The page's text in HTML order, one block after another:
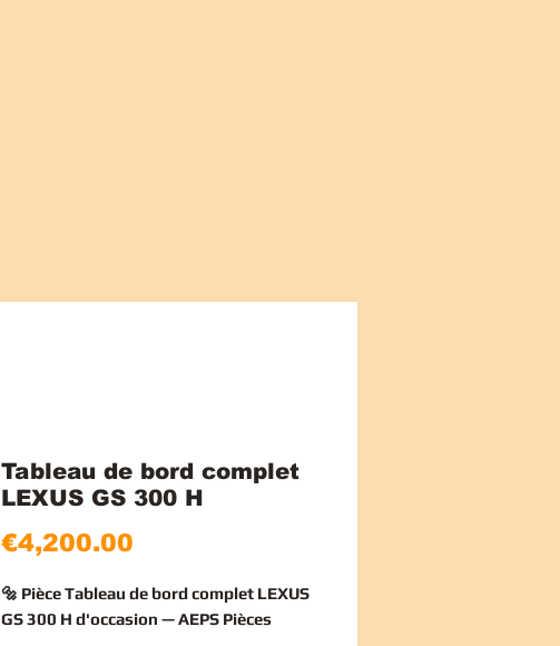
Tableau de bord complet
LEXUS GS 300 H
€4,200.00
🔩 Pièce Tableau de bord complet LEXUS
GS 300 H d'occasion — AEPS Pièces